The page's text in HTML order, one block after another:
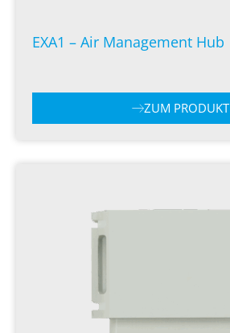
EXA1 – Air Management Hub
ZUM PRODUKT